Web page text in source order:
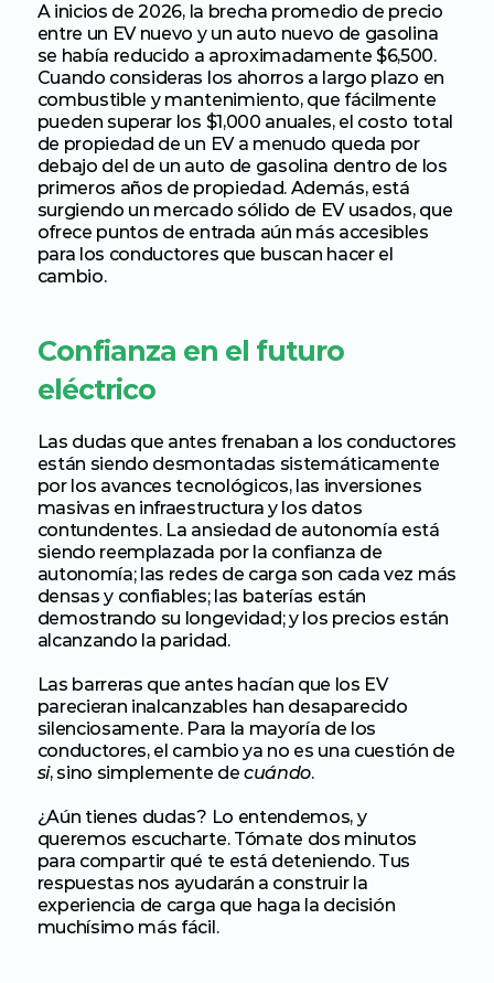
A inicios de 2026, la brecha promedio de precio
entre un EV nuevo y un auto nuevo de gasolina
se había reducido a aproximadamente $6,500.
Cuando consideras los ahorros a largo plazo en
combustible y mantenimiento, que fácilmente
pueden superar los $1,000 anuales, el costo total
de propiedad de un EV a menudo queda por
debajo del de un auto de gasolina dentro de los
primeros años de propiedad. Además, está
surgiendo un mercado sólido de EV usados, que
ofrece puntos de entrada aún más accesibles
para los conductores que buscan hacer el
cambio.
Confianza en el futuro
eléctrico
Las dudas que antes frenaban a los conductores
están siendo desmontadas sistemáticamente
por los avances tecnológicos, las inversiones
masivas en infraestructura y los datos
contundentes. La ansiedad de autonomía está
siendo reemplazada por la confianza de
autonomía; las redes de carga son cada vez más
densas y confiables; las baterías están
demostrando su longevidad; y los precios están
alcanzando la paridad.
Las barreras que antes hacían que los EV
parecieran inalcanzables han desaparecido
silenciosamente. Para la mayoría de los
si, sino simplemente de cuándo.
¿Aún tienes dudas? Lo entendemos, y
queremos escucharte. Tómate dos minutos
para compartir qué te está deteniendo. Tus
respuestas nos ayudarán a construir la
experiencia de carga que haga la decisión
muchísimo más fácil.